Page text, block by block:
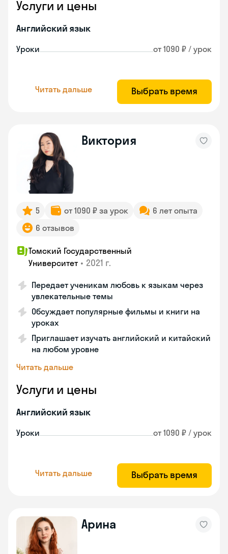
Услуги и цены
Английский язык
Уроки от 1090 ₽ / урок
Читать дальше Выбрать время
Виктория
5 от 1090 ₽ за урок
6 лет опыта
6 отзывов
Томский Государственный
Университет • 2021 г.
Передает ученикам любовь к языкам через
увлекательные темы
Обсуждает популярные фильмы и книги на
уроках
Приглашает изучать английский и китайский
на любом уровне
Читать дальше
Услуги и цены
Английский язык
Уроки от 1090 ₽ / урок
Читать дальше Выбрать время
Арина